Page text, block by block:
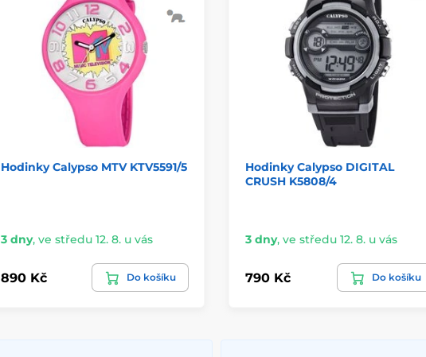
Hodinky Calypso MTV KTV5591/5
3 dny, ve středu 12. 8. u vás
890 Kč Do košíku
Hodinky Calypso DIGITAL
CRUSH K5808/4
3 dny, ve středu 12. 8. u vás
790 Kč Do košíku